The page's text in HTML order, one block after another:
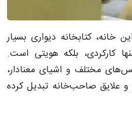
کتابخانه دیواری بسیار
کارکردی، بلکه هویتی است.
مختلف و اشیای معنادار،
و علایق صاحب‌خانه تبدیل کرده